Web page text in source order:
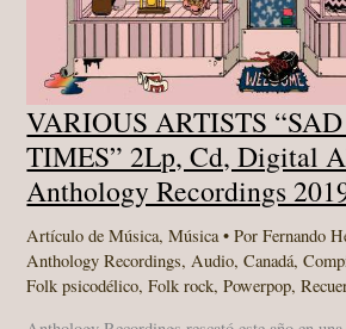
VARIOUS ARTISTS
TIMES” 2Lp, Cd, Digital
Anthology Recordings
Artículo de Música,Música• PorFernando
Anthology Recordings,Audio,Canadá,
Folk psicodélico,Folk rock,Powerpop,